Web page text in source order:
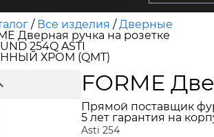
/ Все изделия /Дверные
Дверная ручка на розетке
254Q ASTI
ХРОМ (QMT)
FORME
Прямой поставщик
5 лет гарантия на
Asti 254